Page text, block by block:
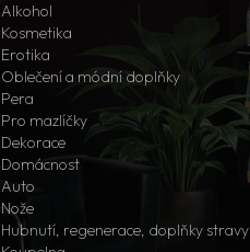
Alkohol
Kosmetika
Erotika
Oblečení a módní doplňky
Pera
Pro mazlíčky
Dekorace
Domácnost
Auto
Nože
Hubnutí, regenerace, doplňky stravy